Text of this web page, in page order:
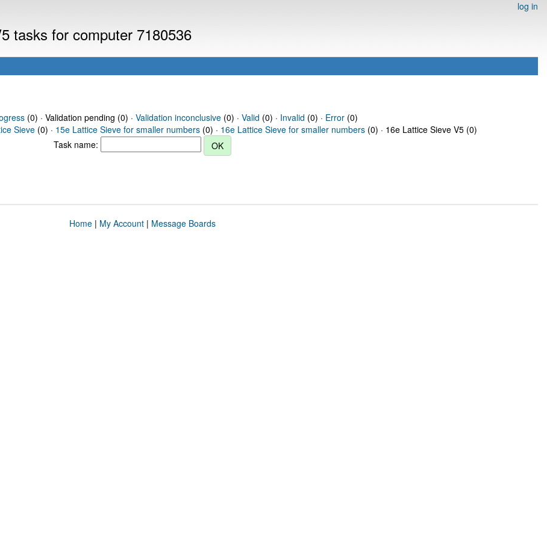
log in
tasks for computer 7180536
(0) · Validation pending (0) · Validation inconclusive(0) · Valid (0) · Invalid (0) · Error(0)
Sieve (0) · 15e Lattice Sieve for smaller numbers (0) · 16e Lattice Sieve for smaller numbers (0) · 16e Lattice Sieve V5 (0)
Task name:
Home| My Account| Message Boards